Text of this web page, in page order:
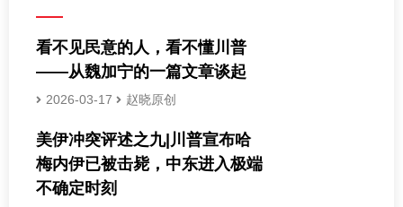
看不见民意的人，看不懂川普
——从魏加宁的一篇文章谈起
2026-03-17 赵晓原创
美伊冲突评述之九|川普宣布哈
梅内伊已被击毙，中东进入极端
不确定时刻